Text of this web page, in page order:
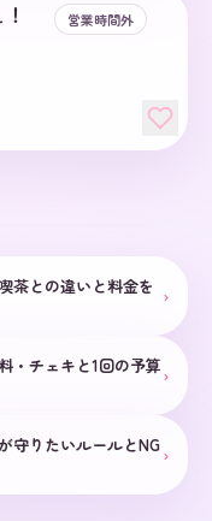
営業時間外
茶との違いと料金を ›
・チェキと1回の予算›
守りたいルールとNG›